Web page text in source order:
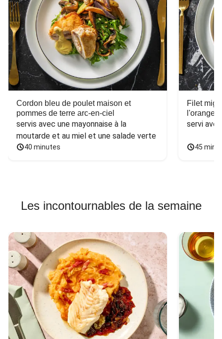
Cordon bleu de poulet maison et
pommes de terre arc-en-ciel
servis avec une mayonnaise à la
moutarde et au miel et une salade verte
40 minutes
Filet
l'orange
servi
45
Les incontournables de la semaine